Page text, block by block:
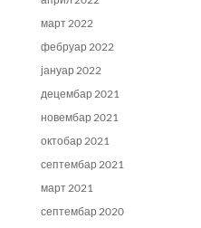
март 2022
фебруар 2022
јануар 2022
децембар 2021
новембар 2021
октобар 2021
септембар 2021
март 2021
септембар 2020